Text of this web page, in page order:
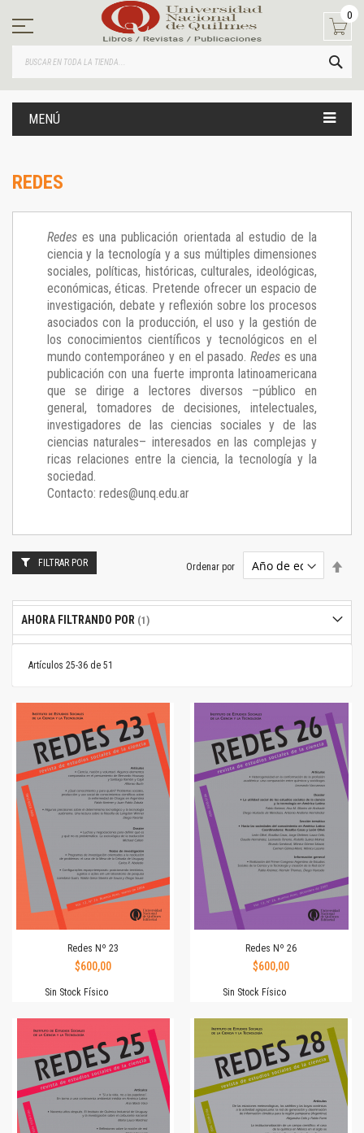
contenido
0
MENÚ
REDES
Redeses una publicación orientada al estudio de la
ciencia y la tecnología y a sus múltiples dimensiones
sociales, políticas, históricas, culturales, ideológicas,
económicas, éticas. Pretende ofrecer un espacio de
investigación, debate y reflexión sobre los procesos
asociados con la producción, el uso y la gestión de
los conocimientos científicos y tecnológicos en el
mundo contemporáneo y en el pasado. Redeses una
publicación con una fuerte impronta latinoamericana
que se dirige a lectores diversos –público en
general, tomadores de decisiones, intelectuales,
investigadores de las ciencias sociales y de las
ciencias naturales– interesados en las complejas y
ricas relaciones entre la ciencia, la tecnología y la
sociedad.
Contacto: redes@unq.edu.ar
Artículos 25-36 de 51
Ordenar por
Redes Nº 23
$600,00
Sin Stock Físico
Redes Nº 26
$600,00
Sin Stock Físico
FILTRAR POR
AHORA FILTRANDO POR